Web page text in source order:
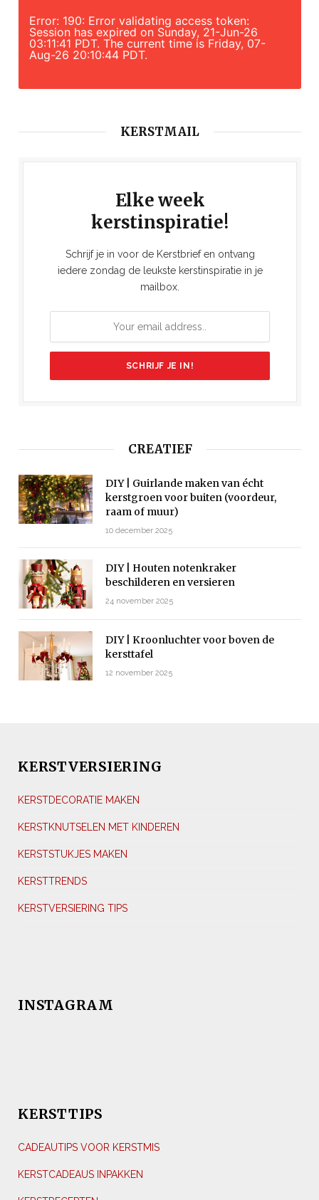
Error: 190: Error validating access token:
Session has expired on Sunday, 21-Jun-26
03:11:41 PDT. The current time is Friday, 07-
Aug-26 20:10:44 PDT.
KERSTMAIL
Elke week
kerstinspiratie!
Schrijf je in voor de Kerstbrief en ontvang
iedere zondag de leukste kerstinspiratie in je
mailbox.
CREATIEF
DIY | Guirlande maken van écht
kerstgroen voor buiten (voordeur,
raam of muur)
10 december 2025
DIY | Houten notenkraker
beschilderen en versieren
24 november 2025
DIY | Kroonluchter voor boven de
kersttafel
12 november 2025
KERSTVERSIERING
KERSTDECORATIE MAKEN
KERSTKNUTSELEN MET KINDEREN
KERSTSTUKJES MAKEN
KERSTTRENDS
KERSTVERSIERING TIPS
INSTAGRAM
KERSTTIPS
CADEAUTIPS VOOR KERSTMIS
KERSTCADEAUS INPAKKEN